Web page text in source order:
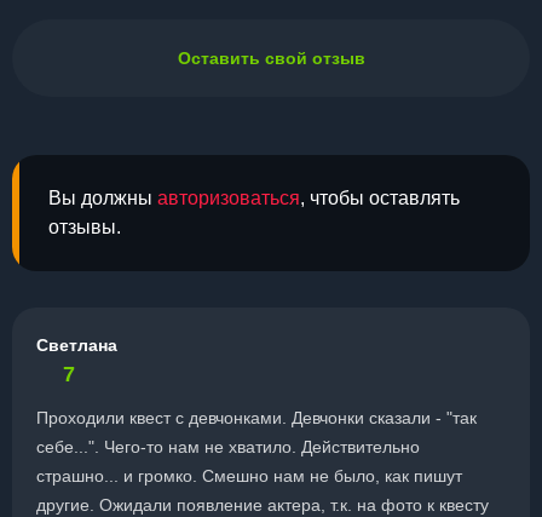
Вы должны авторизоваться, чтобы оставлять
отзывы.
Светлана
7
Проходили квест с девчонками. Девчонки сказали - "так
себе...". Чего-то нам не хватило. Действительно
страшно... и громко. Смешно нам не было, как пишут
другие. Ожидали появление актера, т.к. на фото к квесту
Оставить свой отзыв